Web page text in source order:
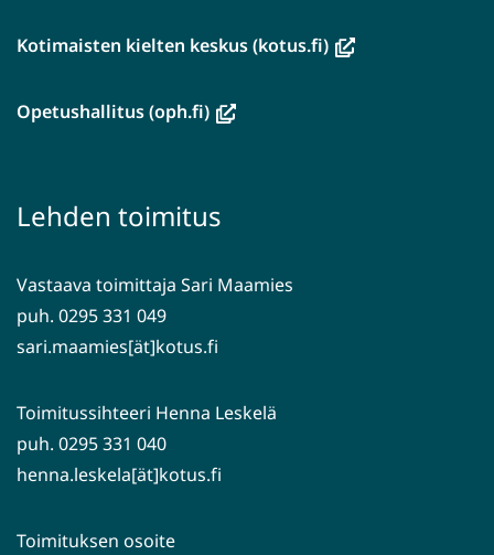
Kotimaisten kielten keskus (kotus.fi)(avautuu
Opetushallitus (oph.fi)(avautuu
toiseen
Lehden toimitus
Vastaava toimittaja Sari Maamies
puh. 0295 331 049
sari.maamies[ät]kotus.fi
Toimitussihteeri Henna Leskelä
puh. 0295 331 040
henna.leskela[ät]kotus.fi
Toimituksen osoite